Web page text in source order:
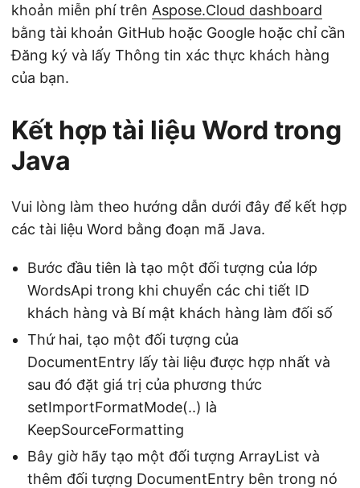
khoản miễn phí trên Aspose.Cloud dashboard
bằng tài khoản GitHub hoặc Google hoặc chỉ cần
Đăng ký và lấy Thông tin xác thực khách hàng
của bạn.
Kết hợp tài liệu Word trong
Java
Vui lòng làm theo hướng dẫn dưới đây để kết hợp
các tài liệu Word bằng đoạn mã Java.
Bước đầu tiên là tạo một đối tượng của lớp
WordsApi trong khi chuyển các chi tiết ID
khách hàng và Bí mật khách hàng làm đối số
Thứ hai, tạo một đối tượng của
DocumentEntry lấy tài liệu được hợp nhất và
sau đó đặt giá trị của phương thức
setImportFormatMode(..) là
KeepSourceFormatting
Bây giờ hãy tạo một đối tượng ArrayList và
thêm đối tượng DocumentEntry bên trong nó